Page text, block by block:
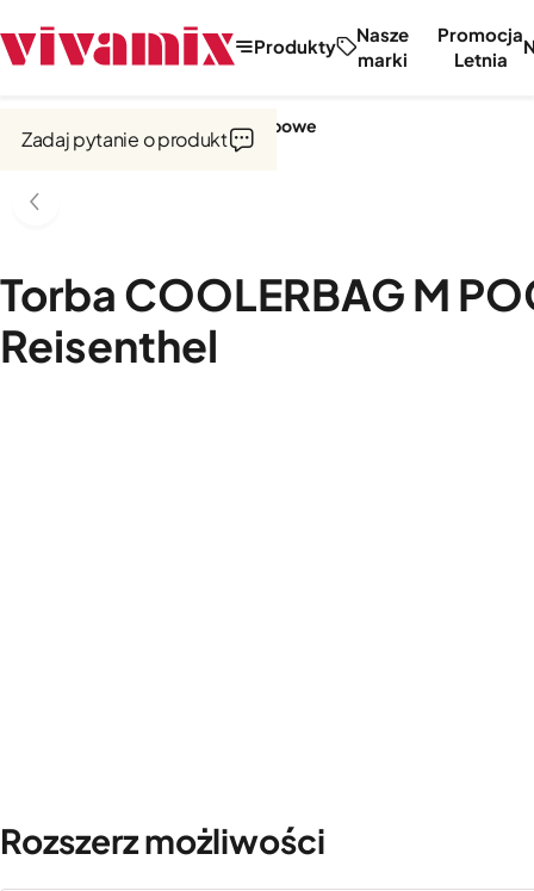
Produkty
Nasze
marki
Promocja
Letnia
Torby i wózki zakupowe
Torba COOLERBAG M
Reisenthel
Zadaj pytanie o produkt
Rozszerz możliwości